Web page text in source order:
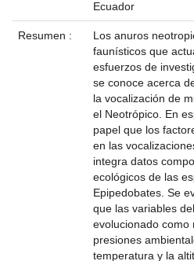
Ecuador
Resumen :
Los anuros
faunísticos que
esfuerzos de
se conoce acerca
la vocalización de
el Neotrópico. En
papel que los
en las
integra datos
ecológicos de las
Epipedobates. Se
que las variables
evolucionado como
presiones
temperatura y la